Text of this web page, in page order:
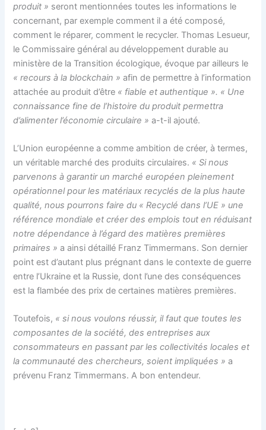
produit » seront mentionnées toutes les informations le
concernant, par exemple comment il a été composé,
comment le réparer, comment le recycler. Thomas Lesueur,
le Commissaire général au développement durable au
ministère de la Transition écologique, évoque par ailleurs le
«recours à la blockchain » afin de permettre à l’information
attachée au produit d’être « fiable et authentique ». « Une
connaissance fine de l’histoire du produit permettra
d’alimenter l’économie circulaire » a-t-il ajouté.
L’Union européenne a comme ambition de créer, à termes,
un véritable marché des produits circulaires. « Si nous
parvenons à garantir un marché européen pleinement
opérationnel pour les matériaux recyclés de la plus haute
qualité, nous pourrons faire du « Recyclé dans l’UE » une
référence mondiale et créer des emplois tout en réduisant
notre dépendance à l’égard des matières premières
primaires » a ainsi détaillé Franz Timmermans. Son dernier
point est d’autant plus prégnant dans le contexte de guerre
entre l’Ukraine et la Russie, dont l’une des conséquences
est la flambée des prix de certaines matières premières.
Toutefois, « si nous voulons réussir, il faut que toutes les
composantes de la société, des entreprises aux
consommateurs en passant par les collectivités locales et
la communauté des chercheurs, soient impliquées » a
prévenu Franz Timmermans. A bon entendeur.